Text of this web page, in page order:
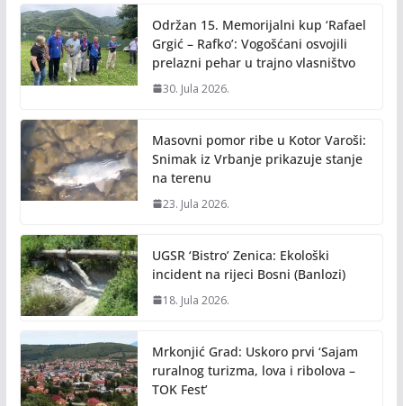
o
k
n
k
Održan 15. Memorijalni kup ‘Rafael
Grgić – Rafko’: Vogošćani osvojili
prelazni pehar u trajno vlasništvo
30. Jula 2026.
Masovni pomor ribe u Kotor Varoši:
Snimak iz Vrbanje prikazuje stanje
na terenu
23. Jula 2026.
UGSR ‘Bistro’ Zenica: Ekološki
incident na rijeci Bosni (Banlozi)
18. Jula 2026.
Mrkonjić Grad: Uskoro prvi ‘Sajam
ruralnog turizma, lova i ribolova –
TOK Fest’